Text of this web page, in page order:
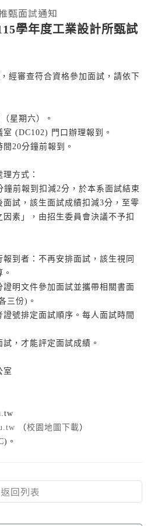
甄面試通知
學年度工業設計所甄試
經審查符合資格參加面試，請依下
星期六）。
(DC102) 門口辦理報到。
20分鐘前報到。
方式：
前報到扣減2分，於本系面試結束
試，該生面試成績扣減3分，至零
素」，由招生委員會決議不予扣
到者：不再安排面試，該生視同
明文件參加面試並攜帶相關書面
三份)。
號排定面試順序。每人面試時間
，才能評定面試成績。
室
（校園地圖下載）
。
返回列表